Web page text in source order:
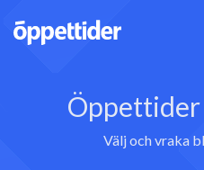
Öppettider
Välj och vraka